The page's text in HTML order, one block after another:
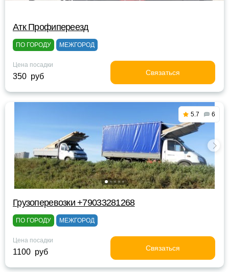
Атк Профипереезд
ПО ГОРОДУ МЕЖГОРОД
Цена посадки
350 руб Связаться
5.7 6
Грузоперевозки +79033281268
ПО ГОРОДУ МЕЖГОРОД
Цена посадки
1100 руб Связаться